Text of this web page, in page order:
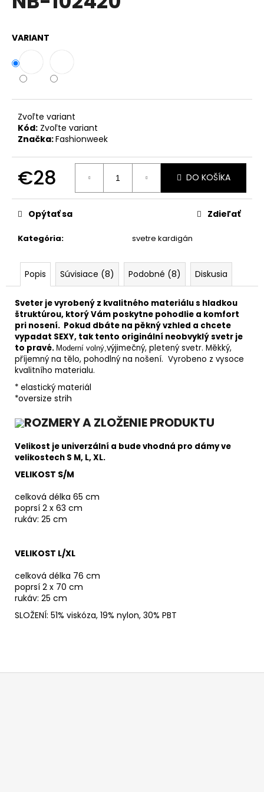
VARIANT
Zvoľte variant
Kód: Zvoľte variant
Značka:Fashionweek
€28
cena:
DO KOŠÍKA
Kategória: svetre kardigán
Opýtať sa Zdieľať
Popis Súvisiace (8) Podobné (8) Diskusia
Sveter je vyrobený z kvalitného materiálu s hladkou
štruktúrou, ktorý Vám poskytne pohodlie a komfort
pri nosení. Pokud dbáte na pěkný vzhled a chcete
vypadat SEXY, tak tento originální neobvyklý svetr je
to pravé. Moderní volný výjimečný, pletený svetr. Měkký,
příjemný na tělo, pohodlný na nošení. Vyrobeno z vysoce
kvalitního materialu.
* elastický materiál
*oversize strih
ROZMERY A ZLOŽENIE PRODUKTU
Velikost je univerzální a bude vhodná pro dámy ve
velikostech S M, L, XL.
VELIKOST S/M
celková délka 65 cm
poprsí 2 x 63 cm
rukáv: 25 cm
VELIKOST L/XL
celková délka 76 cm
poprsí 2 x 70 cm
rukáv: 25 cm
SLOŽENÍ: 51% viskóza, 19% nylon, 30% PBT
e
BUNDA
RAMONESKA
F1941
€62
Pôvodne:
Z